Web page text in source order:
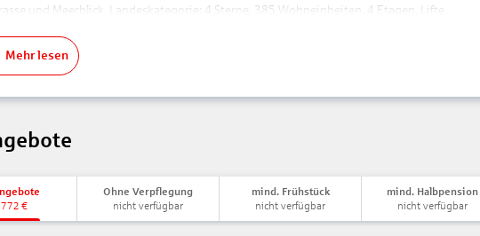
und Meerblick. Landeskategorie: 4 Sterne. 385 Wohneinheiten, 4 Etagen, Lifte.
Doppelzimmer (DZ, ca. 30 qm), zweckmäßig eingerichtet, Klima (zentral gesteuert,
DU/WC, Föhn. Balkon/Terrasse, wahlw. zur Meerseite, max. 3E. (DMS)
(JS, ca. 45-50 qm), modern ausgestattet, Wohnbereich, TV, Klima (zentral
Spezialitätenbuffets, Showcooking, Getränke inklusive
bis 11:30 Uhr, Snacks von 14:30-16:30 Uhr
Kaffee, Tee, Kuchen
Mehr lesen
772 €
Ohne Verpflegung
nicht verfügbar
mind. Frühstück
nicht verfügbar
mind. Halbpension
nicht verfügbar